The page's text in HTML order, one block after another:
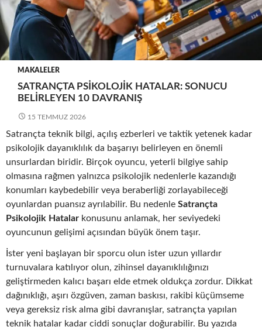
MAKALELER
SATRANÇTA PSIKOLOJIK HATALAR: SONUCU
BELIRLEYEN 10 DAVRANIŞ
15 TEMMUZ 2026
Satrançta teknik bilgi, açılış ezberleri ve taktik yetenek kadar
psikolojik dayanıklılık da başarıyı belirleyen en önemli
unsurlardan biridir. Birçok oyuncu, yeterli bilgiye sahip
olmasına rağmen yalnızca psikolojik nedenlerle kazandığı
konumları kaybedebilir veya beraberliği zorlayabileceği
oyunlardan puansız ayrılabilir. Bu nedenle Satrançta
Psikolojik Hatalar konusunu anlamak, her seviyedeki
oyuncunun gelişimi açısından büyük önem taşır.
İster yeni başlayan bir sporcu olun ister uzun yıllardır
turnuvalara katılıyor olun, zihinsel dayanıklılığınızı
geliştirmeden kalıcı başarı elde etmek oldukça zordur. Dikkat
dağınıklığı, aşırı özgüven, zaman baskısı, rakibi küçümseme
veya gereksiz risk alma gibi davranışlar, satrançta yapılan
teknik hatalar kadar ciddi sonuçlar doğurabilir. Bu yazıda